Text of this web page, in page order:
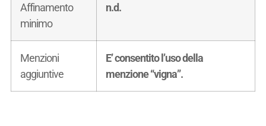
Affinamento
minimo
n.d.
Menzioni
aggiuntive
E’ consentito l’uso della
menzione “vigna”.